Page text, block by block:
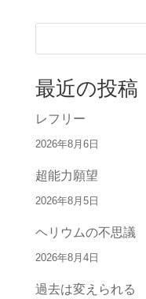
最近の投稿
レフリー
2026年8月6日
超能力願望
2026年8月5日
ヘリウムの不思議
2026年8月4日
過去は変えられる